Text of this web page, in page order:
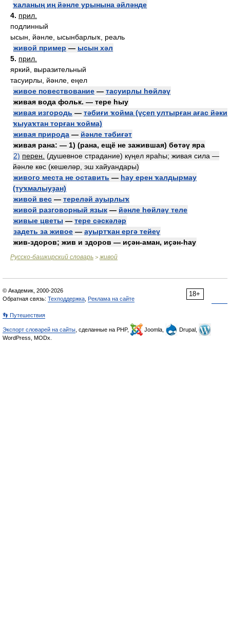
ҡаланың иң йәнле урынына әйләнде
4. прил.
подлинный
ысын, йәнле, ысынбарлыҡ, реаль
живой пример — ысын хәл
5. прил.
яркий, выразительный
тасуирлы, йәнле, еңел
живое повествование — тасуирлы һөйләү
живая вода фольк. — тере һыу
живая изгородь — тәбиғи ҡойма (үҫеп ултырған ағас йәки
ҡыуаҡтан торған ҡойма)
живая природа — йәнле тәбиғәт
живая рана: — 1) (рана, ещё не зажившая) бөтәү яра
2) перен. (душевное страдание) күңел яраһы; живая сила —
йәнле көс (кешеләр, эш хайуандары)
живого места не оставить — һау ерен ҡалдырмау
(туҡмалыуҙан)
живой вес — тереләй ауырлыҡ
живой разговорный язык — йәнле һөйләү теле
живые цветы — тере сәскәләр
задеть за живое — ауыртҡан ергә тейеү
жив-здоров; жив и здоров — иҫән-аман, иҫән-һау
Русско-башкирский словарь > живой
18+
© Академик, 2000-2026
Обратная связь: Техподдержка Реклама на сайте
👣 Путешествия
Экспорт словарей на сайты , сделанные на PHP, Joomla,
Drupal,
WordPress, MODx.